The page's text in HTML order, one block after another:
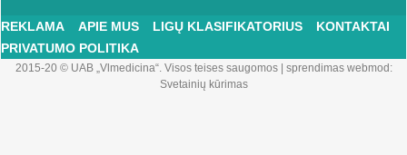
REKLAMA APIE MUS LIGŲ KLASIFIKATORIUS
KONTAKTAI
PRIVATUMO POLITIKA
2015-20 © UAB „Vlmedicina“. Visos teises saugomos| sprendimas webmod:
Svetainių kūrimas